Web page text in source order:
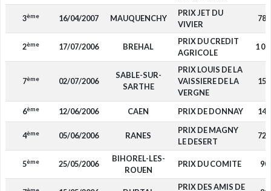
3ème 16/04/2007 MAUQUENCHY
PRIX JET DU
VIVIER
780
2ème 17/07/2006 BREHAL
PRIX DU CREDIT
AGRICOLE
1
7ème 02/07/2006
SABLE-SUR-
SARTHE
PRIX LOUIS DE LA
VAISSIERE DE LA
VERGNE
150
6ème 12/06/2006 CAEN PRIX DE DONNAY 140
4ème 05/06/2006 RANES
PRIX DE MAGNY
LE DESERT
720
5ème 25/05/2006
BIHOREL-LES-
ROUEN
PRIX DU COMITE 90
PRIX DES AMIS DE